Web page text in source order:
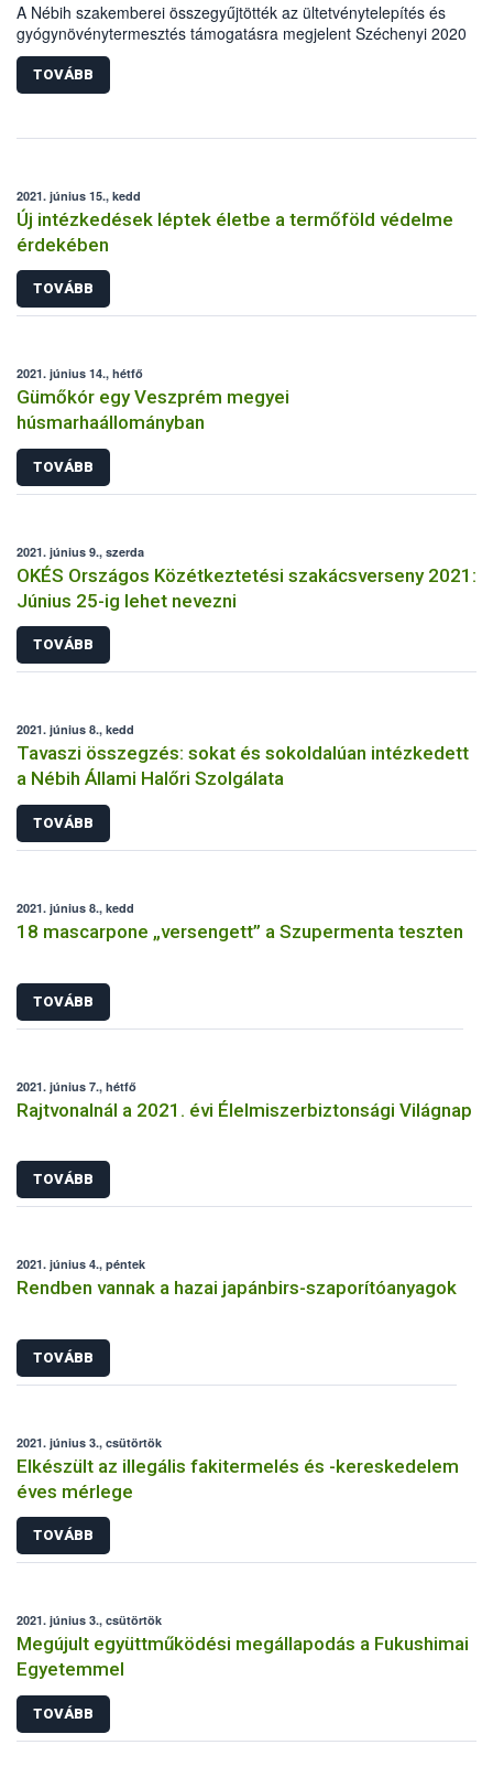
A Nébih szakemberei összegyűjtötték az ültetvénytelepítés és
gyógynövénytermesztés támogatásra megjelent Széchenyi 2020
pályázat benyújtásához a spárga- és gyógynövény
és igazolásokról szóló legfontosabb tudnivalókat, a teljesség igénye
nélkül.
TOVÁBB
2021. június 15., kedd
Új intézkedések léptek életbe a termőföld védelme
érdekében
TOVÁBB
2021. június 14., hétfő
Gümőkór egy Veszprém megyei
húsmarhaállományban
TOVÁBB
2021. június 9., szerda
OKÉS Országos Közétkeztetési szakácsverseny 2021:
Június 25-ig lehet nevezni
TOVÁBB
2021. június 8., kedd
Tavaszi összegzés: sokat és sokoldalúan intézkedett
a Nébih Állami Halőri Szolgálata
TOVÁBB
2021. június 8., kedd
18 mascarpone „versengett” a Szupermenta teszten
TOVÁBB
2021. június 7., hétfő
Rajtvonalnál a 2021. évi Élelmiszerbiztonsági Világnap
TOVÁBB
2021. június 4., péntek
Rendben vannak a hazai japánbirs-szaporítóanyagok
TOVÁBB
2021. június 3., csütörtök
Elkészült az illegális fakitermelés és -kereskedelem
éves mérlege
TOVÁBB
2021. június 3., csütörtök
Megújult együttműködési megállapodás a Fukushimai
Egyetemmel
TOVÁBB